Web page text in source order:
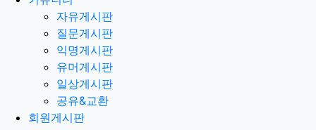
자유게시판
질문게시판
익명게시판
유머게시판
일상게시판
공유&교환
회원게시판